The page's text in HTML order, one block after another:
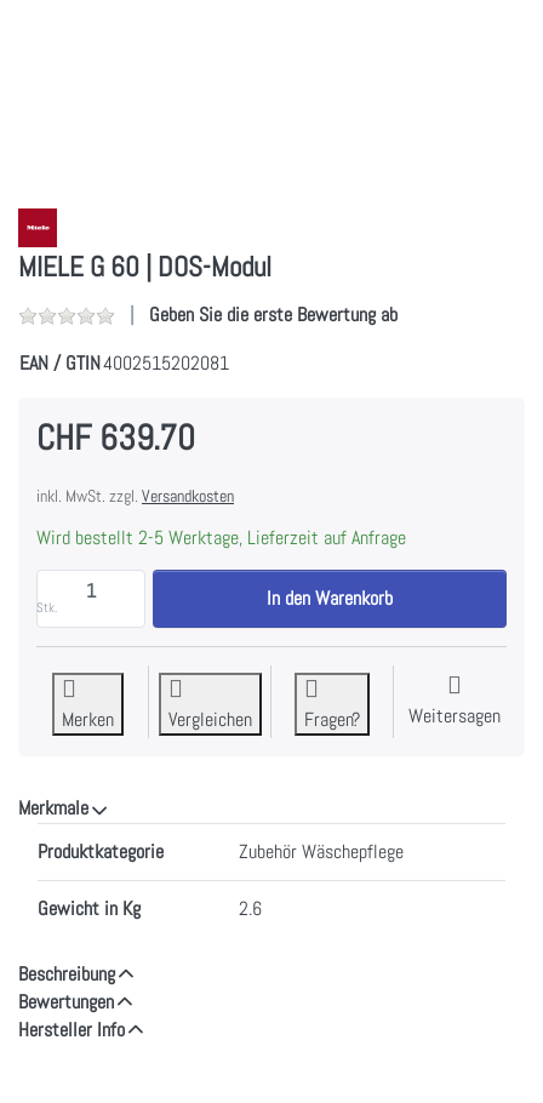
MIELE G 60 | DOS-Modul
Geben Sie die erste Bewertung ab
EAN / GTIN4002515202081
CHF 639.70
inkl. MwSt. zzgl. Versandkosten
Wird bestellt 2-5 Werktage, Lieferzeit auf Anfrage
Stk.
MIELE G 60 | DOS-Modul zu CHF 639.70, Menge 1.
In den Warenkorb
Merken Vergleichen Fragen? Weitersagen
Merkmale
Produktkategorie Zubehör Wäschepflege
Gewicht in Kg 2.6
Beschreibung
Bewertungen
Hersteller Info